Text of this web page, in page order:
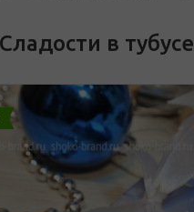
Сладости в тубусе